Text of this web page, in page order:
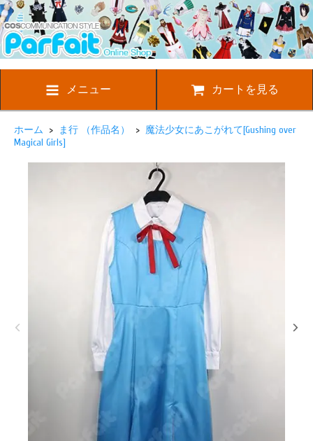
メニュー カートを見る
ホーム > ま行 （作品名） > 魔法少女にあこがれて[Gushing over
Magical Girls]